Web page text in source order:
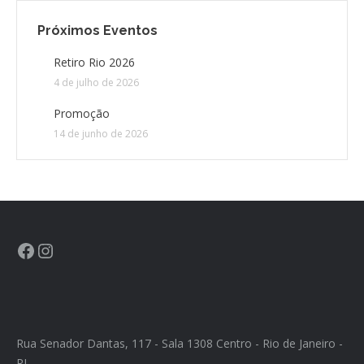
CONTRIBUIÇÕES
HISTÓRIA DE CCA/BR
Próximos Eventos
Retiro Rio 2026
4 de julho de 2026
Promoção
14 de junho de 2026
Rua Senador Dantas, 117 - Sala 1308 Centro - Rio de Janeiro -